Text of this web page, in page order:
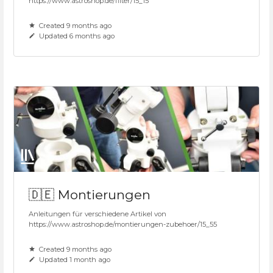
Created 9 months ago
Updated 6 months ago
🇩🇪 Montierungen
Anleitungen für verschiedene Artikel von
https://www.astroshop.de/montierungen-zubehoer/15_55
Created 9 months ago
Updated 1 month ago